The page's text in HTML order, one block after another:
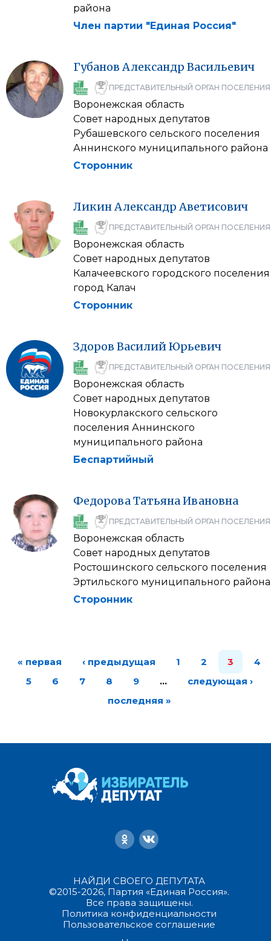
района
Член партии "Единая Россия"
Губанов Александр Васильевич
ПРЕДСТАВИТЕЛЬНЫЙ ОРГАН ПОСЕЛЕНИЯ
Воронежская область
Совет народных депутатов
Рубашевского сельского поселения
Аннинского муниципального района
Сторонник
ЛикинАлександр Аветисович
ПРЕДСТАВИТЕЛЬНЫЙ ОРГАН ПОСЕЛЕНИЯ
Воронежская область
Совет народных депутатов
Калачеевского городского поселения
город Калач
Сторонник
Здоров ВасилийЮрьевич
ПРЕДСТАВИТЕЛЬНЫЙ ОРГАН ПОСЕЛЕНИЯ
Воронежская область
Совет народных депутатов
Новокурлакского сельского
поселения Аннинского
муниципального района
Беспартийный
ФедороваТатьянаИвановна
ПРЕДСТАВИТЕЛЬНЫЙ ОРГАН ПОСЕЛЕНИЯ
Воронежская область
Совет народных депутатов
Ростошинского сельского поселения
Эртильского муниципального района
Сторонник
« первая ‹ предыдущая 1 2 3
4
5
6 7 8 9 …
следующая ›
последняя »
НАЙДИ СВОЕГО ДЕПУТАТА
©2015-2026, Партия «Единая Россия».
Все права защищены.
Политика конфиденциальности
Пользовательское соглашение